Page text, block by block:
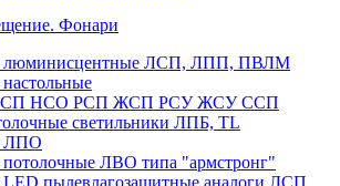
Фонари
люминисцентные ЛСП, ЛПП, ПВЛМ
НСО РСП ЖСП РСУ ЖСУ ССП
светильники ЛПБ, TL
ЛПО
ЛВО типа "армстронг"
пылевлагозащитные аналоги ЛСП